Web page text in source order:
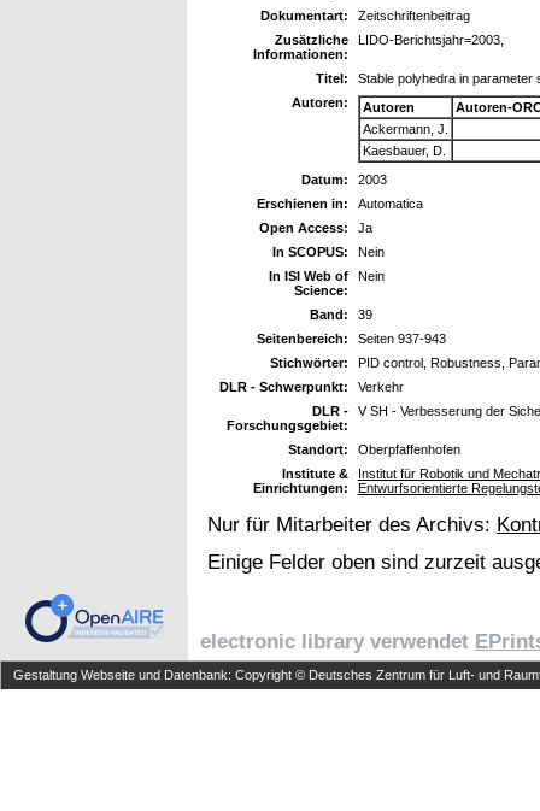
Dokumentart:
Zeitschriftenbeitrag
Zusätzliche
Informationen:
LIDO-Berichtsjahr=2003,
Titel:
Stable polyhedra in parameter
Autoren:
Autoren
Autoren-
Ackermann, J.
Kaesbauer, D.
Datum:
2003
Erschienen in:
Automatica
Open Access:
Ja
In SCOPUS:
Nein
In ISI Web of
Science:
Nein
Band:
39
Seitenbereich:
Seiten 937-943
Stichwörter:
PID control, Robustness,
DLR - Schwerpunkt:
Verkehr
DLR -
Forschungsgebiet:
V SH - Verbesserung der
Standort:
Oberpfaffenhofen
Institute &
Einrichtungen:
Institut für Robotik und
Entwurfsorientierte
Nur für Mitarbeiter des Archivs:
Einige Felder oben sind zurzeit
electronic library verwendet
Gestaltung Webseite und Datenbank: Copyright © Deutsches Zentrum für Luft- und